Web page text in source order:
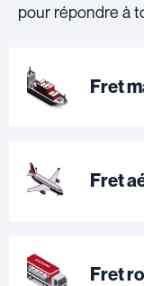
pour répondre à
Fret
Fret
Fret